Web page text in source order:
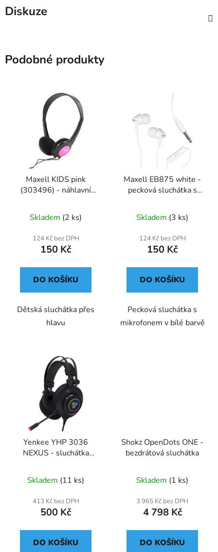
Diskuze
Podobné produkty
Maxell KIDS pink
(303496) - náhlavní
Skladem (2 ks)
124 Kč bez DPH
150 Kč
DO KOŠÍKU
Dětská sluchátka přes
hlavu
Maxell EB875 white -
pecková sluchátka s
Skladem (3 ks)
124 Kč bez DPH
150 Kč
DO KOŠÍKU
Pecková sluchátka s
mikrofonem v bílé barvě
Yenkee YHP 3036
NEXUS - sluchátka
Skladem (11 ks)
413 Kč bez DPH
500 Kč
DO KOŠÍKU
Shokz OpenDots ONE -
bezdrátová sluchátka
Skladem (1 ks)
3 965 Kč bez DPH
4 798 Kč
DO KOŠÍKU